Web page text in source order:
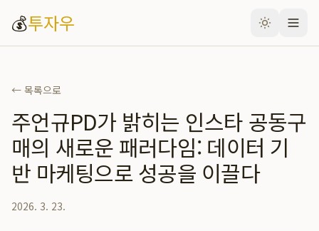
💰투자우
← 목록으로
주언규PD가 밝히는 인스타 공동구
매의 새로운 패러다임: 데이터 기
반 마케팅으로 성공을 이끌다
2026. 3. 23.